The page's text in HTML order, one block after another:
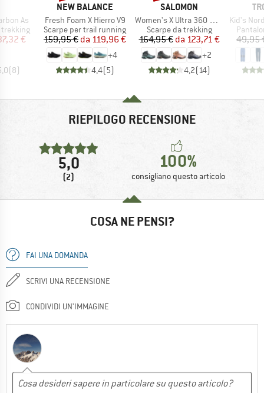
As
ridotto
€
(8)
MARCHIO
NEW BALANCE
Articolo
Fresh Foam X Hierro V9
Gruppo di prodotti
Scarpe per trail running
Prezzo
159,95 € Prezzo ridotto
da 119,96 €
+4
4,4(5)
MARCHIO
SALOMON
Articolo
Women's X Ultra 360 Mid GTX
Gruppo di prodotti
Scarpe da trekking
Prezzo
164,95 € Prezzo ridotto
da 123,71 €
+2
4,2(14)
Articolo
Kid's Nordfjord
49,95
RIEPILOGO RECENSIONE
5,0
(2)
100%
consigliano questo articolo
COSA NE PENSI?
FAI UNA DOMANDA
SCRIVI UNA RECENSIONE
CONDIVIDI UN'IMMAGINE